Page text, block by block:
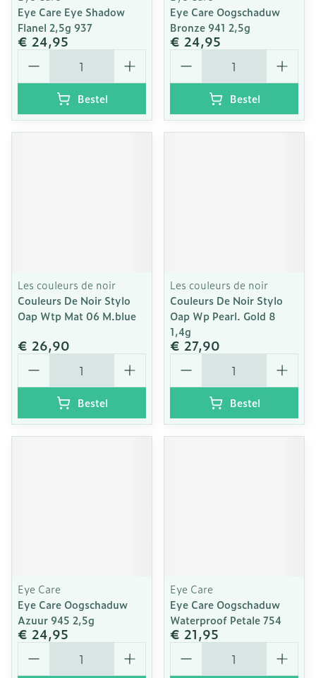
Eye Care Eye Shadow
Flanel 2,5g 937
€ 24,95
Aantal
Bestel
Eye Care Oogschaduw
Bronze 941 2,5g
€ 24,95
Aantal
Bestel
Les couleurs de noir
Couleurs De Noir Stylo
Oap Wtp Mat 06 M.blue
€ 26,90
Aantal
Bestel
Les couleurs de noir
Couleurs De Noir Stylo
Oap Wp Pearl. Gold 8
1,4g
€ 27,90
Aantal
Bestel
Eye Care
Eye Care Oogschaduw
Azuur 945 2,5g
€ 24,95
Aantal
Eye Care
Eye Care Oogschaduw
Waterproof Petale 754
€ 21,95
Aantal